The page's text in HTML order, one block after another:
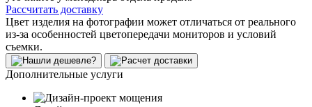
Рассчитать доставку
Цвет изделия на фотографии может отличаться от реального
из-за особенностей цветопередачи мониторов и условий
съемки.
Дополнительные услуги